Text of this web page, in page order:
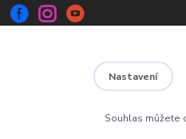
Veškerý obsah tohoto webu je
Vytvořeno na
Nastavení
Souhlas můžete